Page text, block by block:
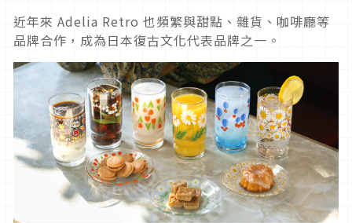
近年來 Adelia Retro 也頻繁與甜點、雜貨、咖啡廳等
品牌合作，成為日本復古文化代表品牌之一。